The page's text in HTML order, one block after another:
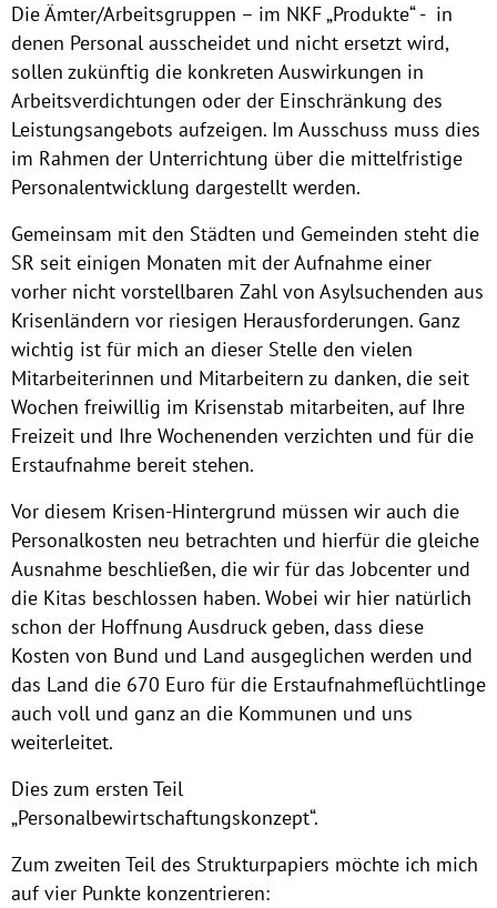
Die Ämter/Arbeitsgruppen – im NKF „Produkte“ - in
denen Personal ausscheidet und nicht ersetzt wird,
sollen zukünftig die konkreten Auswirkungen in
Arbeitsverdichtungen oder der Einschränkung des
Leistungsangebots aufzeigen. Im Ausschuss muss dies
im Rahmen der Unterrichtung über die mittelfristige
Personalentwicklung dargestellt werden.
Gemeinsam mit den Städten und Gemeinden steht die
SR seit einigen Monaten mit der Aufnahme einer
vorher nicht vorstellbaren Zahl von Asylsuchenden aus
Krisenländern vor riesigen Herausforderungen. Ganz
wichtig ist für mich an dieser Stelle den vielen
Mitarbeiterinnen und Mitarbeitern zu danken, die seit
Wochen freiwillig im Krisenstab mitarbeiten, auf Ihre
Freizeit und Ihre Wochenenden verzichten und für die
Erstaufnahme bereit stehen.
Vor diesem Krisen-Hintergrund müssen wir auch die
Personalkosten neu betrachten und hierfür die gleiche
Ausnahme beschließen, die wir für das Jobcenter und
die Kitas beschlossen haben. Wobei wir hier natürlich
schon der Hoffnung Ausdruck geben, dass diese
Kosten von Bund und Land ausgeglichen werden und
das Land die 670 Euro für die Erstaufnahmeflüchtlinge
auch voll und ganz an die Kommunen und uns
weiterleitet.
Dies zum ersten Teil
„Personalbewirtschaftungskonzept“.
Zum zweiten Teil des Strukturpapiers möchte ich mich
auf vier Punkte konzentrieren: